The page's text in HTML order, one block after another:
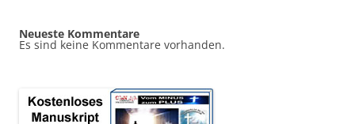
Neueste Kommentare
Es sind keine Kommentare vorhanden.